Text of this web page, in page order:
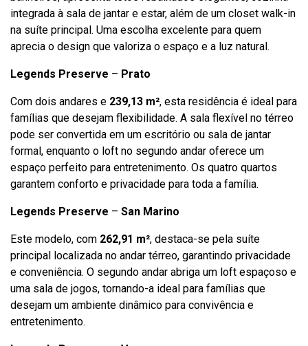
integrada à sala de jantar e estar, além de um closet walk-in
na suíte principal. Uma escolha excelente para quem
aprecia o design que valoriza o espaço e a luz natural.
Legends Preserve – Prato
Com dois andares e 239,13 m², esta residência é ideal para
famílias que desejam flexibilidade. A sala flexível no térreo
pode ser convertida em um escritório ou sala de jantar
formal, enquanto o loft no segundo andar oferece um
espaço perfeito para entretenimento. Os quatro quartos
garantem conforto e privacidade para toda a família.
Legends Preserve – San Marino
Este modelo, com 262,91 m², destaca-se pela suíte
principal localizada no andar térreo, garantindo privacidade
e conveniência. O segundo andar abriga um loft espaçoso e
uma sala de jogos, tornando-a ideal para famílias que
desejam um ambiente dinâmico para convivência e
entretenimento.